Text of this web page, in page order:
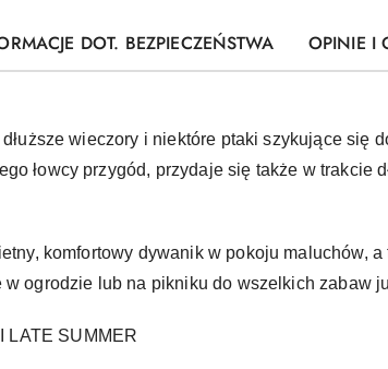
DOT. BEZPIECZEŃSTWA OPINIE I
wieczory i niektóre ptaki szykujące się
łowcy przygód, przydaje się także w trakcie
komfortowy dywanik w pokoju maluchów,
w ogrodzie lub na pikniku do wszelkich zabaw
LATE SUMMER